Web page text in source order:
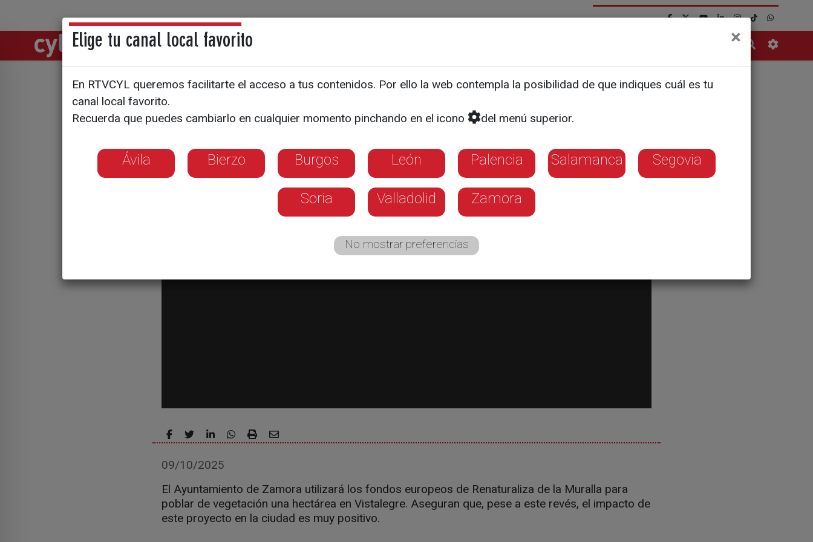
Directos Noticias
Encuentro de Ciudades ReNaturaliza
09/10/2025
El Ayuntamiento de Zamora utilizará los fondos europeos de Renaturaliza de la Muralla para
poblar de vegetación una hectárea en Vistalegre. Aseguran que, pese a este revés, el impacto de
este proyecto en la ciudad es muy positivo.
Elige tu canal local favorito ×
En RTVCYL queremos facilitarte el acceso a tus contenidos. Por ello la web contempla la posibilidad de que indiques cuál es tu
canal local favorito.
Recuerda que puedes cambiarlo en cualquier momento pinchando en el icono
del menú superior.
Ávila Bierzo Burgos León Palencia Salamanca Segovia
Soria Valladolid Zamora
No mostrar preferencias